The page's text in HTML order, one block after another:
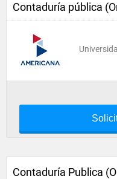
Contaduría pública
Contaduría Publica